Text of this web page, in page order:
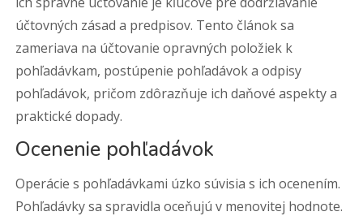
účtovných zásad a predpisov. Tento článok sa
zameriava na účtovanie opravných položiek k
pohľadávkam, postúpenie pohľadávok a odpisy
pohľadávok, pričom zdôrazňuje ich daňové aspekty a
praktické dopady.
Ocenenie pohľadávok
Operácie s pohľadávkami úzko súvisia s ich ocenením.
Pohľadávky sa spravidla oceňujú v menovitej hodnote.